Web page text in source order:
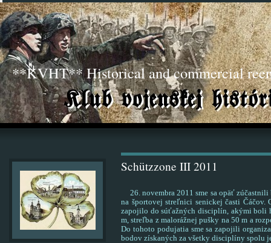
**KVHT** Historical and commercial
Schützzone III 2011
26. novembra 2011 sme sa opäť zúčastnili
na športovej streľnici senickej časti Čáčov.
zapojilo do súťažných disciplín, akými boli
m, streľba z malorážnej pušky na 50 m a
Do tohoto podujatia sme sa zapojili
bodov získaných za všetky disciplíny spolu